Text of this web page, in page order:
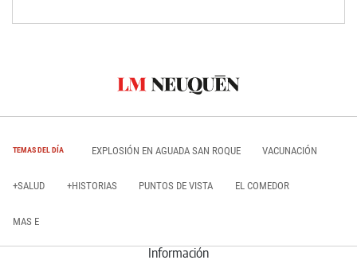
TEMAS DEL DÍA EXPLOSIÓN EN AGUADA SAN ROQUE VACUNACIÓN
+SALUD +HISTORIAS PUNTOS DE VISTA EL COMEDOR
MAS E
Información